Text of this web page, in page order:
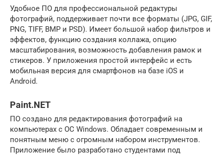
Удобное ПО для профессиональной редактуры
фотографий, поддерживает почти все форматы (JPG, GIF,
PNG, TIFF, BMP и PSD). Имеет большой набор фильтров и
эффектов, функцию создания коллажа, опцию
масштабирования, возможность добавления рамок и
стикеров. У приложения простой интерфейс и есть
мобильная версия для смартфонов на базе iOS и
Android.
Paint.NET
ПО создано для редактирования фотографий на
компьютерах с ОС Windows. Обладает современным и
понятным меню с огромным набором инструментов.
Приложение было разработано студентами под